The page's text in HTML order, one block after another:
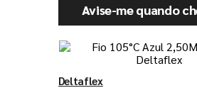
Avise-me quando
Deltaflex